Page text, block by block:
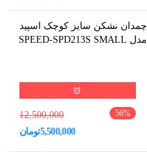
چمدان نشکن سایز کوچک اسپید
مدل SPEED-SPD213S SMALL
56%
12,500,000
5,500,000تومان